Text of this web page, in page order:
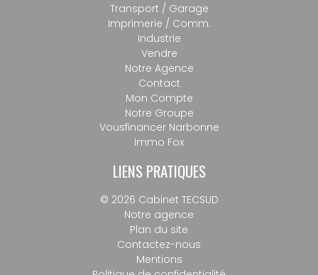
Transport / Garage
Imprimerie / Comm.
Industrie
Vendre
Notre Agence
Contact
Mon Compte
Notre Groupe
Vousfinancer Narbonne
Immo Fox
LIENS PRATIQUES
© 2026 Cabinet TECSUD
Notre agence
Plan du site
Contactez-nous
Mentions